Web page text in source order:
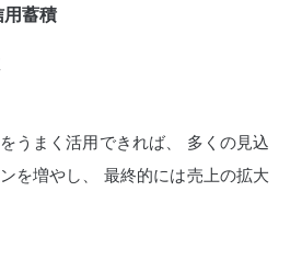
蓄積
うまく活用できれば、
多くの見込
を増やし、
最終的には売上の拡大